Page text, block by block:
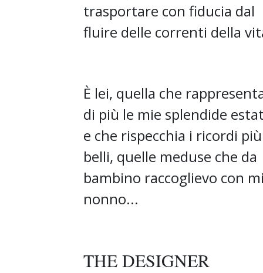
trasportare con fiducia dal
fluire delle correnti della
È lei, quella che
di più le mie splendide
e che rispecchia i ricordi più
belli, quelle meduse che da
bambino raccoglievo con
nonno...
THE DESIGNER